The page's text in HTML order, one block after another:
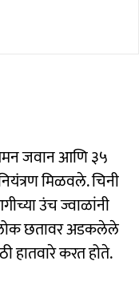
जवान आणि ३५
मिळवले. चिनी
उंच ज्वाळांनी
लोक छतावर अडकलेले
हातवारे करत होते.